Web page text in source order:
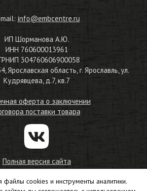
info@embcentre.ru
ИП Шорманова А.Ю.
ИНН 760600013961
304760606900058
Ярославская область, г. Ярославль, ул.
Кудрявцева, д.7, кв.7
оферта о заключении
поставки товара
Полная версия сайта
© 2010—2026
файлы cookies и инструменты аналитики.